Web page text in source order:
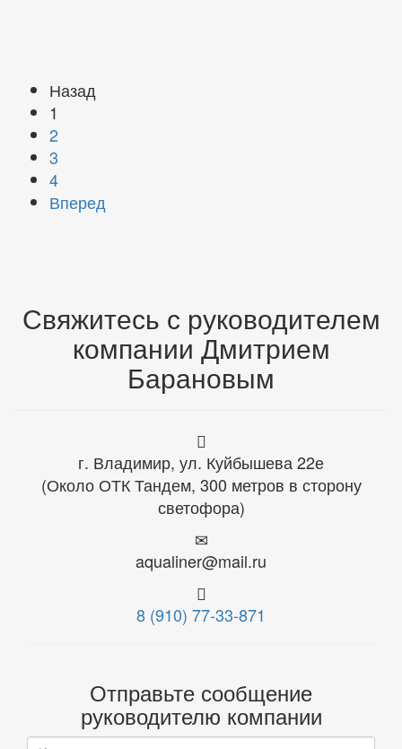
Назад
1
2
3
4
Вперед
Свяжитесь с руководителем
компании Дмитрием
Барановым
г. Владимир, ул. Куйбышева 22е
(Около ОТК Тандем, 300 метров в сторону
светофора)
aqualiner@mail.ru
8 (910) 77-33-871
Отправьте сообщение
руководителю компании